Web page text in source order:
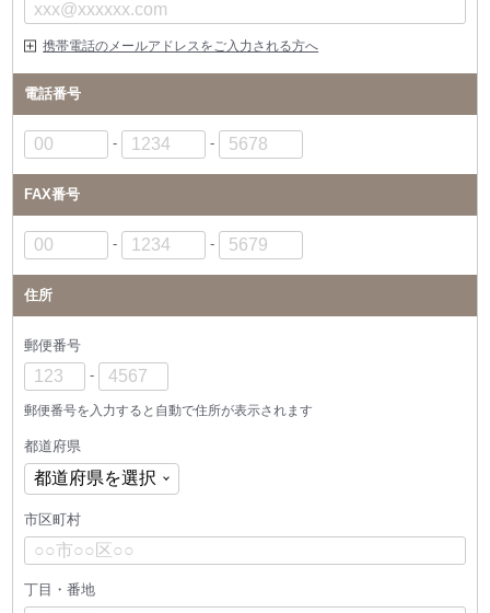
携帯電話のメールアドレスをご入力される方へ
電話番号
- -
FAX番号
- -
住所
郵便番号
-
郵便番号を入力すると自動で住所が表示されます
都道府県
市区町村
丁目・番地